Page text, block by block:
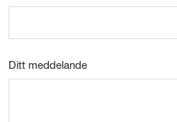
Ditt meddelande